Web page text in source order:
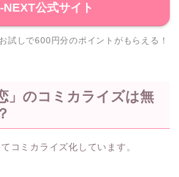
NEXT公式サイト
試しで600円分のポイントがもらえる！
」のコミカライズは無
コミカライズ化しています。
ネタバレ・感想
無料で読める漫画・小説